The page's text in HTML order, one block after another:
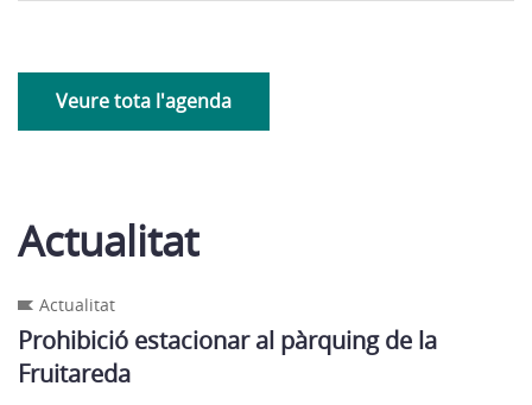
Veure tota l'agenda
Actualitat
Actualitat
Prohibició estacionar al pàrquing de la
Fruitareda